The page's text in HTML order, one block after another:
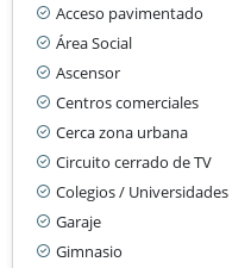
Acceso pavimentado
Área Social
Ascensor
Centros comerciales
Cerca zona urbana
Circuito cerrado de TV
Colegios / Universidades
Garaje
Gimnasio